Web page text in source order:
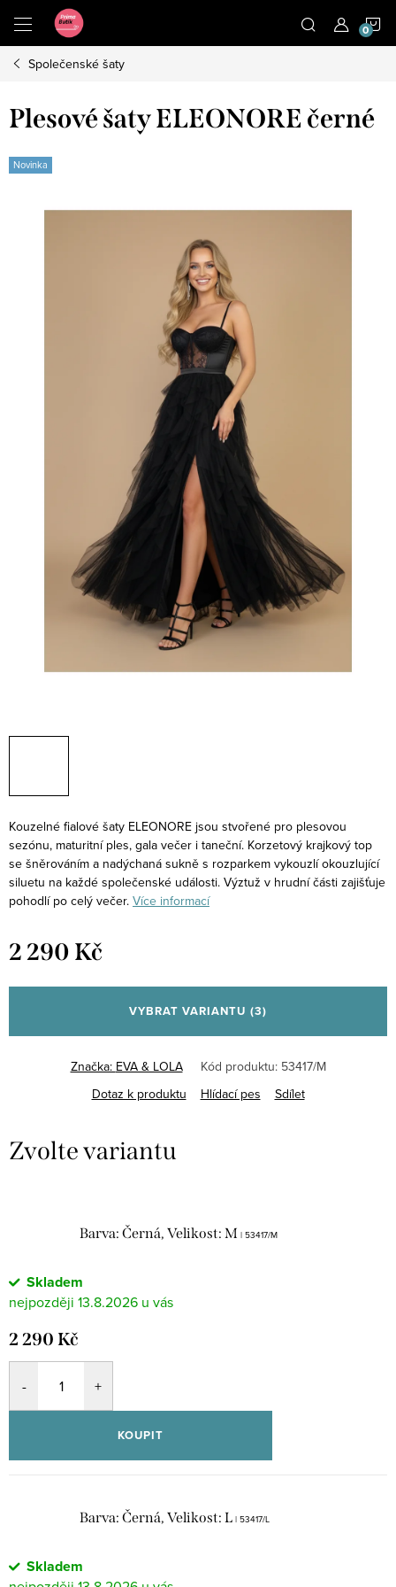
obsah
Společenské šaty
Plesové šaty ELEONORE černé
Novinka
Kouzelné fialové šaty ELEONORE jsou stvořené pro plesovou
sezónu, maturitní ples, gala večer i taneční. Korzetový krajkový top
se šněrováním a nadýchaná sukně s rozparkem vykouzlí okouzlující
siluetu na každé společenské události. Výztuž v hrudní části zajišťuje
pohodlí po celý večer. Více informací
2 290 Kč
cena:
VYBRAT VARIANTU (3)
Značka: EVA & LOLA Kód produktu: 53417/M
Dotaz k produktu
Hlídací pes Sdílet
Barva: Černá, Velikost: M | 53417/M
Skladem
13.8.2026
2 290 Kč
KOUPIT
Barva: Černá, Velikost: L | 53417/L
Skladem